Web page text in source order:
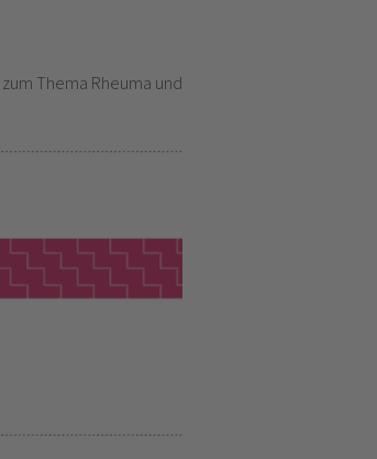
Thema Rheuma und